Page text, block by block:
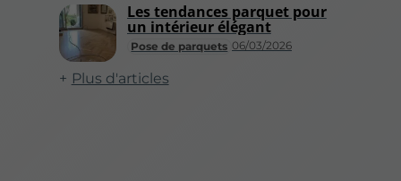
Pose de parquets 06/03/2026
Les tendances parquet pour
un intérieur élégant
Plus d'articles